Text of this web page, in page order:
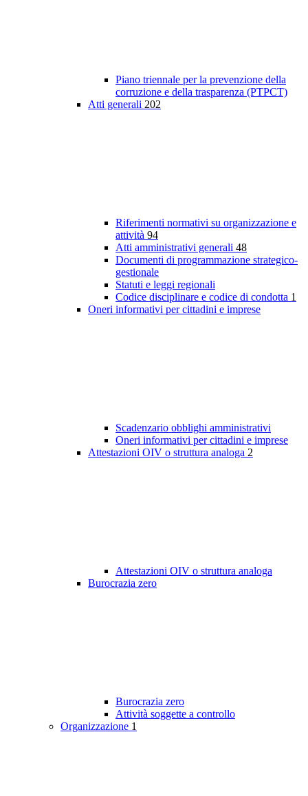
Piano triennale per la prevenzione della
corruzione e della trasparenza (PTPCT)
Atti generali 202
Riferimenti normativi su organizzazione e
attività 94
Atti amministrativi generali 48
Documenti di programmazione strategico-
gestionale
Statuti e leggi regionali
Codice disciplinare e codice di condotta 1
Oneri informativi per cittadini e imprese
Scadenzario obblighi amministrativi
Oneri informativi per cittadini e imprese
Attestazioni OIV o struttura analoga 2
Attestazioni OIV o struttura analoga
Burocrazia zero
Burocrazia zero
Attività soggette a controllo
Organizzazione 1